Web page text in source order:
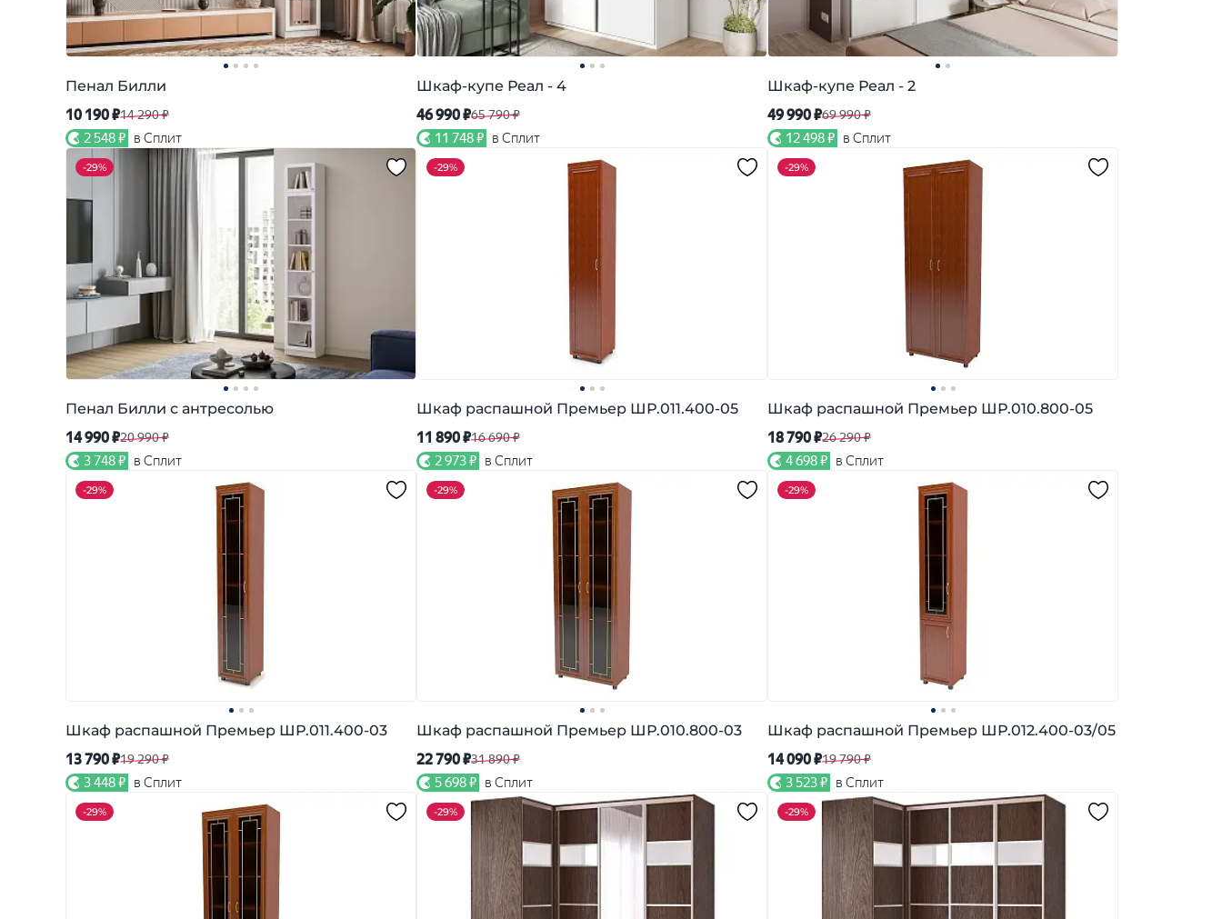
Пенал Билли
10 190 ₽14 290 ₽
2 548 ₽ в Сплит
Шкаф-купе Реал - 4
46 990 ₽65 790 ₽
11 748 ₽ в Сплит
Шкаф-купе Реал - 2
49 990 ₽69 990 ₽
12 498 ₽ в Сплит
-29%
Пенал Билли с антресолью
14 990 ₽20 990 ₽
3 748 ₽ в Сплит
-29%
Шкаф распашной Премьер ШР.011.400-05
11 890 ₽16 690 ₽
2 973 ₽ в Сплит
-29%
Шкаф распашной Премьер ШР.010.800-05
18 790 ₽26 290 ₽
4 698 ₽ в Сплит
-29%
Шкаф распашной Премьер ШР.011.400-03
13 790 ₽19 290 ₽
3 448 ₽ в Сплит
-29%
Шкаф распашной Премьер ШР.010.800-03
22 790 ₽31 890 ₽
5 698 ₽ в Сплит
-29%
Шкаф распашной Премьер ШР.012.400-03/05
14 090 ₽19 790 ₽
3 523 ₽ в Сплит
-29% -29% -29%